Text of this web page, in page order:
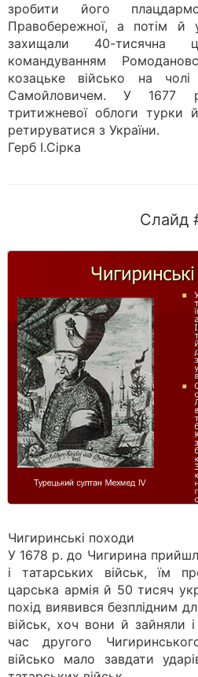
зробити його
Правобережної, а потім й
захищали 40-тисячна
командуванням
козацьке військо на
Самойловичем. У 1677
тритижневої облоги турки
ретируватися з України.
Герб І.Сірка
Слайд
Чигиринські походи
У 1678 р. до Чигирина
і татарських військ, їм
царська армія й 50 тисяч
похід виявився безплідним
військ, хоч вони й зайняли
час другого
військо мало завдати